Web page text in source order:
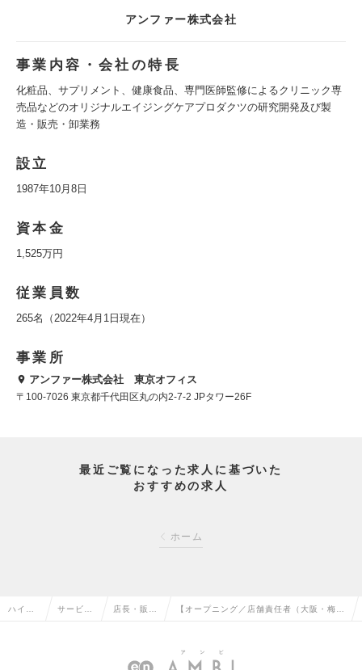
アンファー株式会社
事業内容・会社の特長
化粧品、サプリメント、健康食品、専門医師監修によるクリニック専
売品などのオリジナルエイジングケアプロダクツの研究開発及び製
造・販売・卸業務
設立
1987年10月8日
資本金
1,525万円
従業員数
265名（2022年4月1日現在）
事業所
アンファー株式会社 東京オフィス
〒100-7026 東京都千代田区丸の内2-7-2 JPタワー26F
最近ご覧になった求人に基づいた
おすすめの求人
ホーム
ハイク サービ 店長・販
理の転職
【オープニング／店舗責任者（大阪・梅
バイザー募集！の求人情報